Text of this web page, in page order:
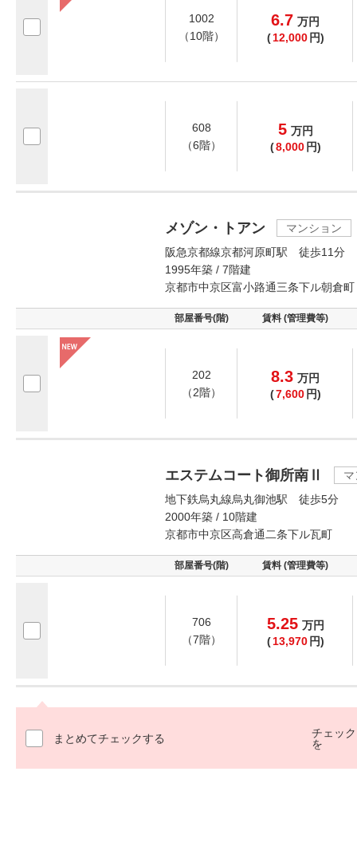
1002
（10階）
6.7 万円
( 12,000 円)
608
（6階）
5 万円
(8,000 円)
メゾン・トアン
マンション
阪急京都線京都河原町駅 徒歩11分
1995年築 / 7階建
京都市中京区富小路通三条下ル朝倉町
部屋番号(階) 賃料 (管理費等)
202
（2階）
8.3 万円
(7,600 円)
エステムコート御所南Ⅱ
地下鉄烏丸線烏丸御池駅 徒歩5分
2000年築 / 10階建
京都市中京区高倉通二条下ル瓦町
部屋番号(階) 賃料 (管理費等)
706
（7階）
5.25 万円
( 13,970 円)
まとめてチェックする
チェッ
を